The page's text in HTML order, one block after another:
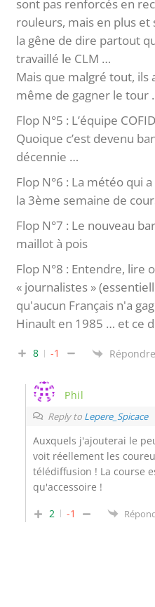
sont pas renforcés en
rouleurs, mais en plus et
la gêne de dire partout
travaillé le CLM …
Mais que malgré tout,
même de gagner le tour
Flop N°5 : L’équipe
Quoique c’est devenu
décennie …
Flop N°6 : La météo qui
la 3ème semaine de
Flop N°7 : Le nouveau
maillot à pois
Flop N°8 : Entendre, lire
« journalistes »
qu'aucun Français n'a
Hinault en 1985 … et ce
8 -1 Répondre
Phil
Reply to Lepere_Spicace
Auxquels j'ajouterai le
voit réellement les
télédiffusion ! La course
qu'accessoire !
2
-1